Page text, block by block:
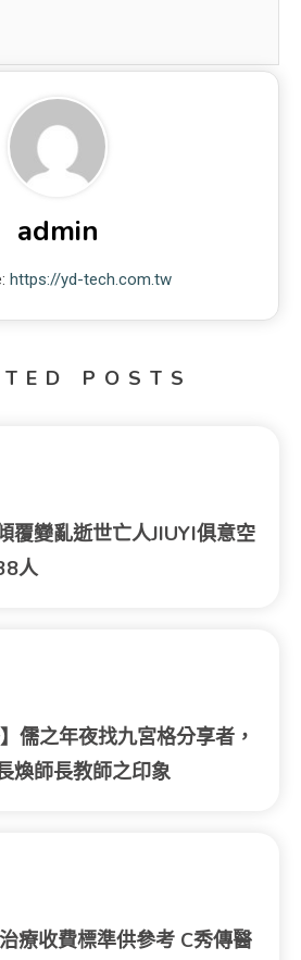
admin
https://yd-tech.com.tw
POSTS
覆變亂逝世亡人JIUYI俱意空
人
儒之年夜找九宮格分享者，
師長教師之印象
療收費標準供參考 C秀傳醫